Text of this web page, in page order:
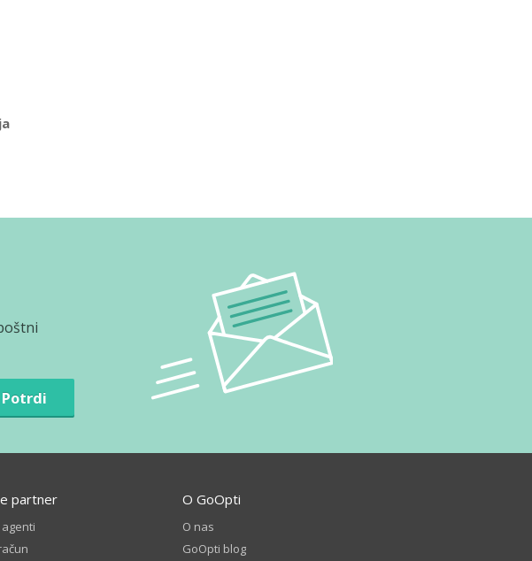
Potrdi
partner O GoOpti
O nas
GoOpti blog